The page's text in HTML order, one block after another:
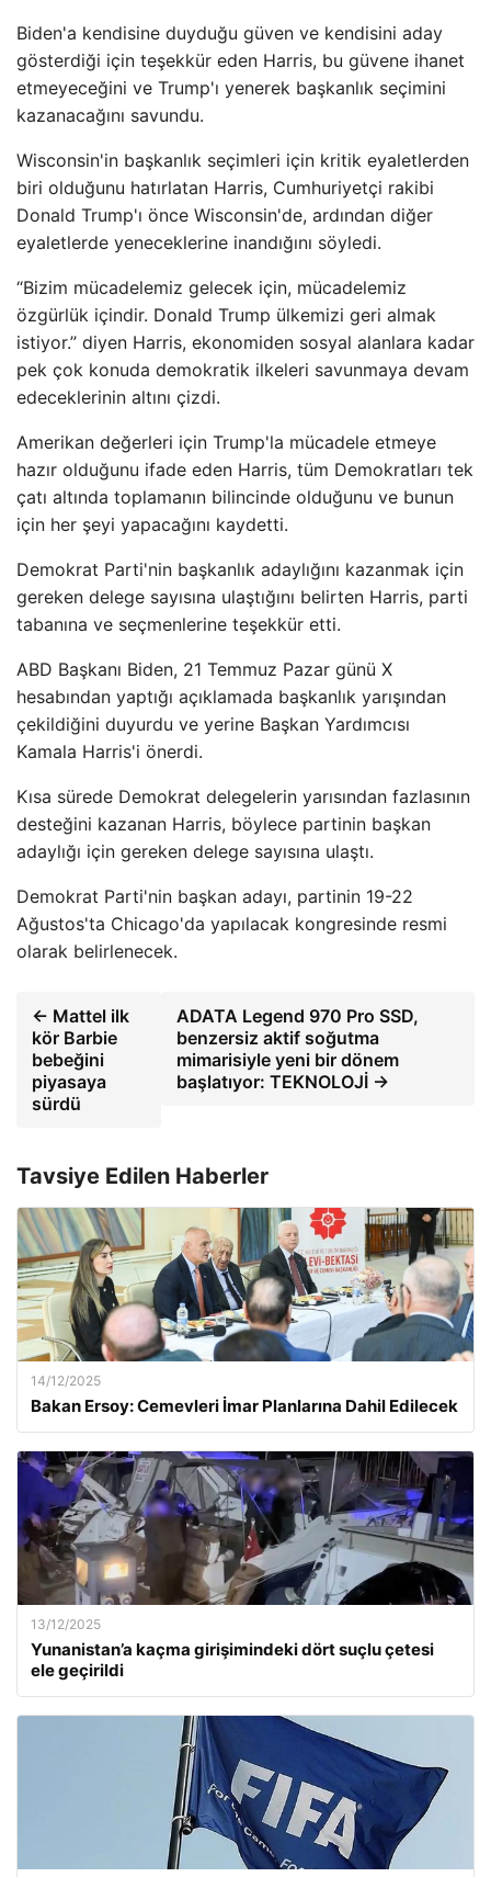
Biden'a kendisine duyduğu güven ve kendisini aday
gösterdiği için teşekkür eden Harris, bu güvene ihanet
etmeyeceğini ve Trump'ı yenerek başkanlık seçimini
kazanacağını savundu.
Wisconsin'in başkanlık seçimleri için kritik eyaletlerden
biri olduğunu hatırlatan Harris, Cumhuriyetçi rakibi
Donald Trump'ı önce Wisconsin'de, ardından diğer
eyaletlerde yeneceklerine inandığını söyledi.
“Bizim mücadelemiz gelecek için, mücadelemiz
özgürlük içindir. Donald Trump ülkemizi geri almak
istiyor.” diyen Harris, ekonomiden sosyal alanlara kadar
pek çok konuda demokratik ilkeleri savunmaya devam
edeceklerinin altını çizdi.
Amerikan değerleri için Trump'la mücadele etmeye
hazır olduğunu ifade eden Harris, tüm Demokratları tek
çatı altında toplamanın bilincinde olduğunu ve bunun
için her şeyi yapacağını kaydetti.
Demokrat Parti'nin başkanlık adaylığını kazanmak için
gereken delege sayısına ulaştığını belirten Harris, parti
tabanına ve seçmenlerine teşekkür etti.
ABD Başkanı Biden, 21 Temmuz Pazar günü X
hesabından yaptığı açıklamada başkanlık yarışından
çekildiğini duyurdu ve yerine Başkan Yardımcısı
Kamala Harris'i önerdi.
Kısa sürede Demokrat delegelerin yarısından fazlasının
desteğini kazanan Harris, böylece partinin başkan
adaylığı için gereken delege sayısına ulaştı.
Demokrat Parti'nin başkan adayı, partinin 19-22
Ağustos'ta Chicago'da yapılacak kongresinde resmi
olarak belirlenecek.
← Mattel ilk
kör Barbie
bebeğini
piyasaya
sürdü
ADATA Legend 970 Pro SSD,
benzersiz aktif soğutma
mimarisiyle yeni bir dönem
başlatıyor: TEKNOLOJİ →
Tavsiye Edilen Haberler
14/12/2025
Bakan Ersoy: Cemevleri İmar Planlarına Dahil Edilecek
13/12/2025
Yunanistan’a kaçma girişimindeki dört suçlu çetesi
ele geçirildi